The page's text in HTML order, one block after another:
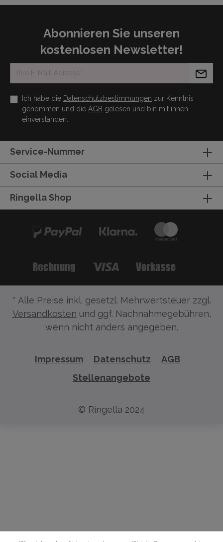
Abonnieren Sie unseren
kostenlosen Newsletter!
Ich habe die Datenschutzbestimmungen zur Kenntnis
genommen und die AGB gelesen und bin mit ihnen
einverstanden.
Service-Nummer
Social Media
Ringella Shop
* Alle Preise inkl. gesetzl. Mehrwertsteuer zzgl.
Versandkosten und ggf. Nachnahmegebühren,
wenn nicht anders angegeben.
Impressum Datenschutz
AGB
Stellenangebote
© Ringella 2024